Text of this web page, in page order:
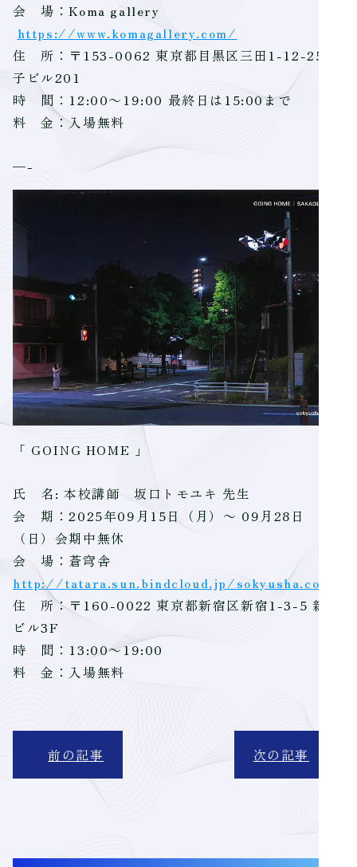
会 場：Koma gallery
https://www.komagallery.com/
住 所：〒153-0062 東京都目黒区三田1-12-25 金
子ビル201
時 間：12:00～19:00 最終日は15:00まで
料 金：入場無料
—-
「 GOING HOME 」
氏 名: 本校講師 坂口トモユキ 先生
会 期：2025年09月15日（月）～ 09月28日
（日）会期中無休
会 場：蒼穹舎
http://tatara.sun.bindcloud.jp/sokyusha.com/
住 所：〒160-0022 東京都新宿区新宿1-3-5 新進
ビル3F
時 間：13:00～19:00
料 金：入場無料
前の記事 次の記事